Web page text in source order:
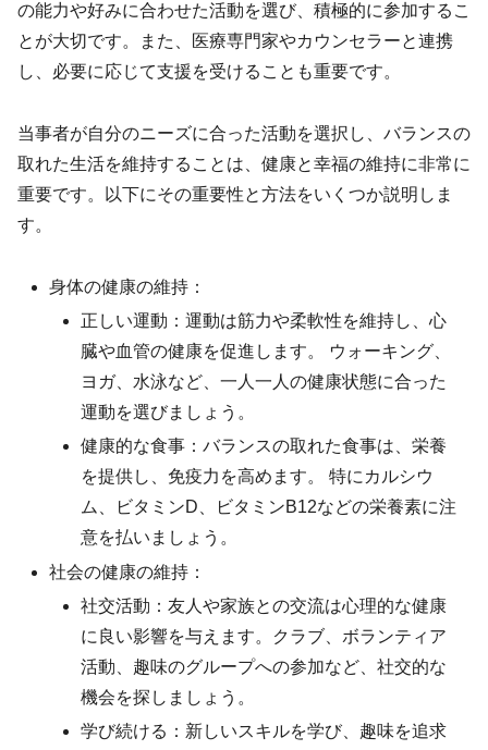
の能力や好みに合わせた活動を選び、積極的に参加するこ
とが大切です。また、医療専門家やカウンセラーと連携
し、必要に応じて支援を受けることも重要です。
当事者が自分のニーズに合った活動を選択し、バランスの
取れた生活を維持することは、健康と幸福の維持に非常に
重要です。以下にその重要性と方法をいくつか説明しま
す。
身体の健康の維持：
正しい運動：運動は筋力や柔軟性を維持し、心
臓や血管の健康を促進します。 ウォーキング、
ヨガ、水泳など、一人一人の健康状態に合った
運動を選びましょう。
健康的な食事：バランスの取れた食事は、栄養
を提供し、免疫力を高めます。 特にカルシウ
ム、ビタミンD、ビタミンB12などの栄養素に注
意を払いましょう。
社会の健康の維持：
社交活動：友人や家族との交流は心理的な健康
に良い影響を与えます。クラブ、ボランティア
活動、趣味のグループへの参加など、社交的な
機会を探しましょう。
学び続ける：新しいスキルを学び、趣味を追求